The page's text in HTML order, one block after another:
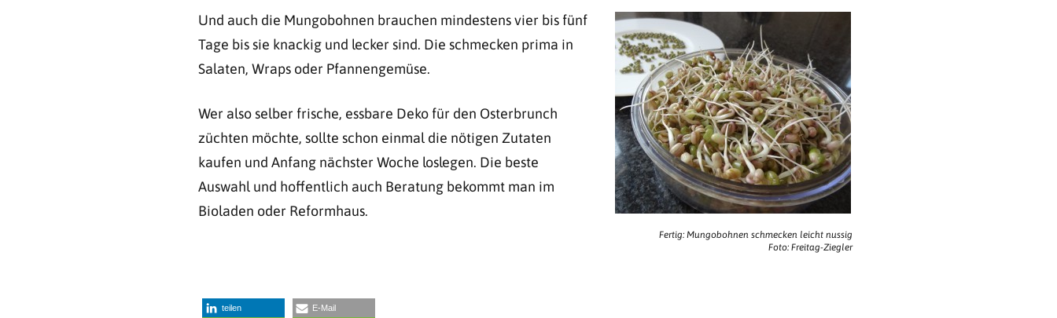
Fertig: Mungobohnen schmecken leicht nussig
Foto: Freitag-Ziegler
Und auch die Mungobohnen brauchen mindestens vier bis fünf
Tage bis sie knackig und lecker sind. Die schmecken prima in
Salaten, Wraps oder Pfannengemüse.
Wer also selber frische, essbare Deko für den Osterbrunch
züchten möchte, sollte schon einmal die nötigen Zutaten
kaufen und Anfang nächster Woche loslegen. Die beste
Auswahl und hoffentlich auch Beratung bekommt man im
Bioladen oder Reformhaus.
teilen E-Mail